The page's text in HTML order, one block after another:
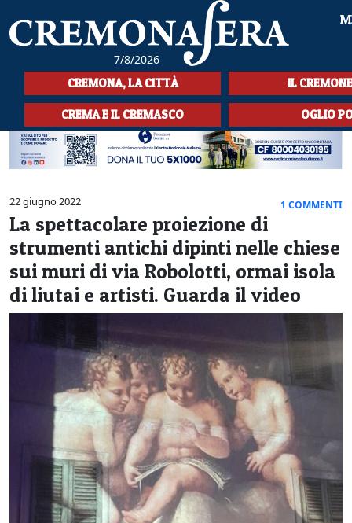
7/8/2026
HOME
CRONACA
SPORT
CULTURA
LA STORIA
SPETTACOLI
SEZIONI
CREMONA, LA CITTÀ IL
CREMA E IL CREMASCO OGLIO
22 giugno 2022 1 COMMENTI
La spettacolare proiezione di
strumenti antichi dipinti nelle chiese
sui muri di via Robolotti, ormai isola
di liutai e artisti. Guarda il video